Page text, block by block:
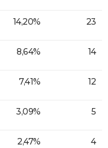
14,20% 23
8,64% 14
7,41% 12
3,09% 5
2,47% 4